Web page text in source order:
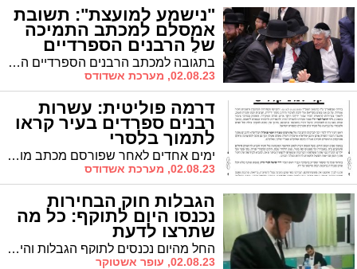
"נישמע למועצת": תשובת
אמסלם למכתב התמיכה
של הרבנים הספרדיים
בלסרי בתגובה למכתב הרבנים הספרדיים המקומיים שהודיעו על תמיכה בראש העיר ד"ר לסרי, שולף יו"ר ש"ס ר' אבי אמסלם מכתב מלפני חודשיים עליהם חתומים רבנים מקומיים אחרים המבהירים כי יישמעו להחלטת מועצת חכמי התורה.
02.08.23, מערכת אשדודס
דרמה פוליטית: עשרות
רבנים ספרדים בעיר קראו
לתמוך בלסרי
ימים אחדים לאחר שפורסם מכתב מועצת חכמי התורה של ש"ס בעד תמיכה ביו"ר ש"ס המקומי אבי אמסלם לראשות העיר, מתפרסם היום מכתב החתום בידי עשרות רבנים ספרדיים מקומיים הקוראים להצביע לראש העיר ד"ר לסרי * עוד חושף 'אשדודס': בקרוב יפורסמו חתימותיהם של שניים מחברי מועצת חכמי התורה של ש"ס התומכים בד"ר לסרי
02.08.23, מערכת אשדודס
הגבלות חוק הבחירות
נכנסו היום לתוקף: כל מה
שתרצו לדעת
החל מהיום נכנסים לתוקף הגבלות והיתרים שקיימים בחוק הבחירות. רוני סאיג עושה לכם סדר בכל מה שנכנס לתוקף
02.08.23, עופר אשטוקר